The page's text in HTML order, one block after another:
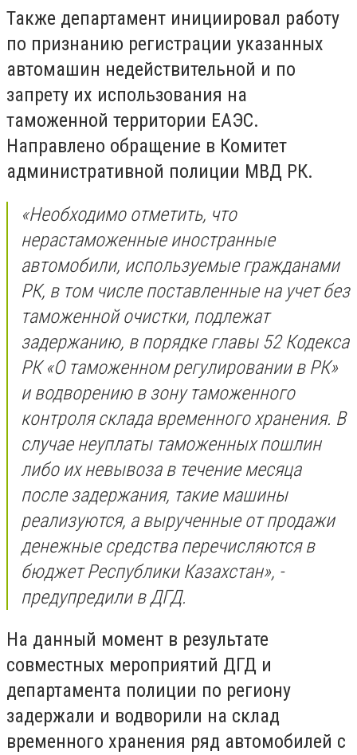
Также департамент инициировал работу
по признанию регистрации указанных
автомашин недействительной и по
запрету их использования на
таможенной территории ЕАЭС.
Направлено обращение в Комитет
административной полиции МВД РК.
«Необходимо отметить, что
нерастаможенные иностранные
автомобили, используемые гражданами
РК, в том числе поставленные на учет без
таможенной очистки, подлежат
задержанию, в порядке главы 52 Кодекса
РК «О таможенном регулировании в РК»
и водворению в зону таможенного
контроля склада временного хранения. В
случае неуплаты таможенных пошлин
либо их невывоза в течение месяца
после задержания, такие машины
реализуются, а вырученные от продажи
денежные средства перечисляются в
бюджет Республики Казахстан», -
предупредили в ДГД.
На данный момент в результате
совместных мероприятий ДГД и
департамента полиции по региону
задержали и водворили на склад
временного хранения ряд автомобилей с